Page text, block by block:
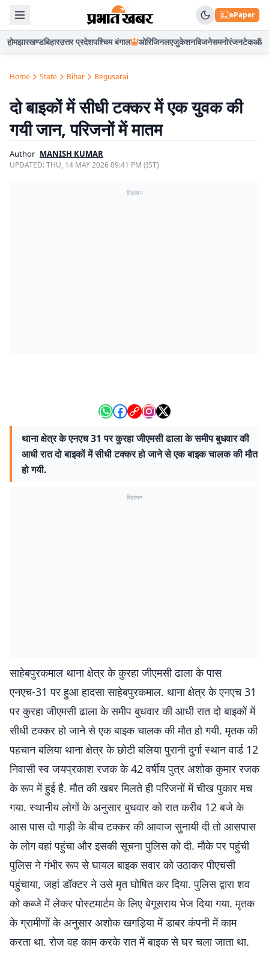
ePaper
होमझारखण्डबिहारउत्तर प्रदेशपश्चिम बंगाल ओरिजिनलएजुकेशनबिजनेसमनोरंजनटेकऑटो
Home State Bihar Begusarai
दो बाइकों में सीधी टक्कर में एक युवक की
गयी जान, परिजनों में मातम
Author MANISH KUMAR
UPDATED:THU, 14 MAY 2026 09:41 PM (IST)
विज्ञापन
थाना क्षेत्र के एनएच 31 पर कुरहा जीएमसी ढाला के समीप बुधवार की
आधी रात दो बाइकों में सीधी टक्कर हो जाने से एक बाइक चालक की मौत
हो गयी.
विज्ञापन
साहेबपुरकमाल थाना क्षेत्र के कुरहा जीएमसी ढाला के पास
एनएच-31 पर हुआ हादसा साहेबपुरकमाल. थाना क्षेत्र के एनएच 31
पर कुरहा जीएमसी ढाला के समीप बुधवार की आधी रात दो बाइकों में
सीधी टक्कर हो जाने से एक बाइक चालक की मौत हो गयी. मृतक की
पहचान बलिया थाना क्षेत्र के छोटी बलिया पुरानी दुर्गा स्थान वार्ड 12
निवासी स्व जयप्रकाश रजक के 42 वर्षीय पुत्र अशोक कुमार रजक
के रूप में हुई है. मौत की खबर मिलते ही परिजनों में चीख पुकार मच
गया. स्थानीय लोगों के अनुसार बुधवार को रात करीब 12 बजे के
आस पास दो गाड़ी के बीच टक्कर की आवाज सुनायी दी तो आसपास
के लोग वहां पहुंचा और इसकी सूचना पुलिस को दी. मौके पर पहुंची
पुलिस ने गंभीर रूप से घायल बाइक सवार को उठाकर पीएचसी
पहुंचाया, जहां डॉक्टर ने उसे मृत घोषित कर दिया. पुलिस द्वारा शव
को कब्जे में लेकर पोस्टमार्टम के लिए बेगूसराय भेज दिया गया. मृतक
के ग्रामीणों के अनुसार अशोक खगड़िया में डाबर कंपनी में काम
करता था. रोज वह काम करके रात में बाइक से घर चला जाता था.